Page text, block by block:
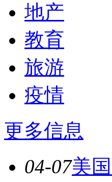
地产
教育
旅游
疫情
更多信息
04-07美